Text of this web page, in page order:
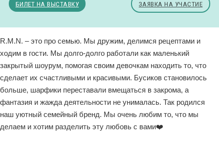
БИЛЕТ НА ВЫСТАВКУ ЗАЯВКА НА УЧАСТИЕ
R.M.N. – это про семью. Мы дружим, делимся рецептами и
ходим в гости. Мы долго-долго работали как маленький
закрытый шоурум, помогая своим девочкам находить то, что
сделает их счастливыми и красивыми. Бусиков становилось
больше, шарфики переставали вмещаться в закрома, а
фантазия и жажда деятельности не унималась. Так родился
наш уютный семейный бренд. Мы очень любим то, что мы
делаем и хотим разделить эту любовь с вами❤️